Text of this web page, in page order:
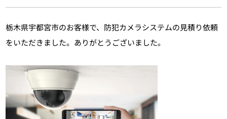
栃木県宇都宮市のお客様で、防犯カメラシステムの見積り依頼
をいただきました。ありがとうございました。